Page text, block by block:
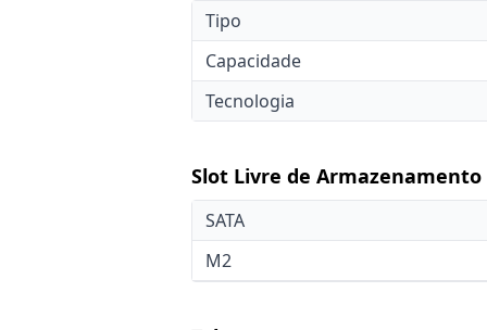
Tipo
Capacidade
Tecnologia
Slot Livre de Armazenamento
SATA
M2